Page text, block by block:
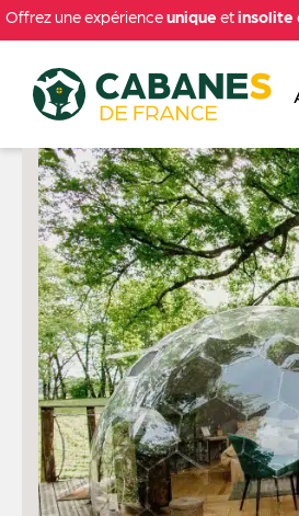
Offrez une expérienceunique etinsolite